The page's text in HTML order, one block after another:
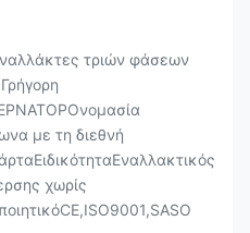
τριών φάσεων
με τη διεθνή
χωρίς